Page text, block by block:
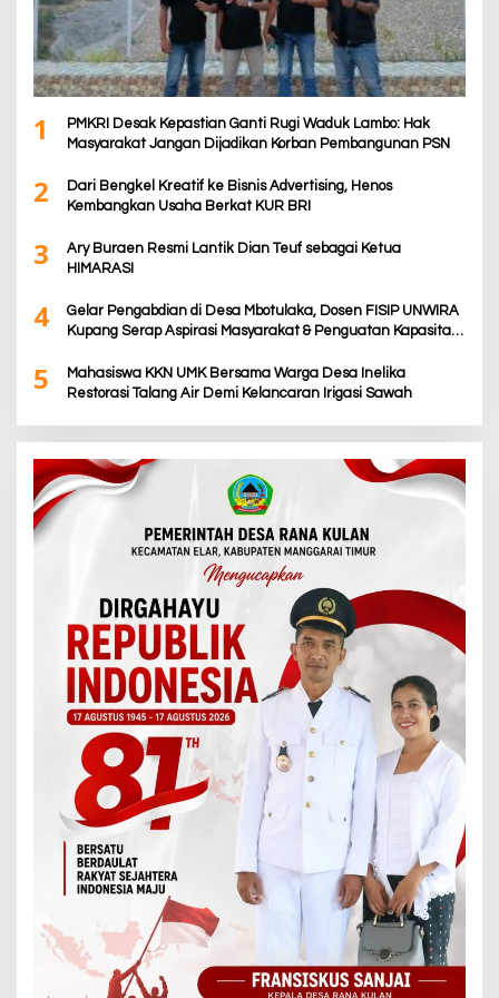
1
PMKRI Desak Kepastian Ganti Rugi Waduk Lambo: Hak
Masyarakat Jangan Dijadikan Korban Pembangunan PSN
2
Dari Bengkel Kreatif ke Bisnis Advertising, Henos
Kembangkan Usaha Berkat KUR BRI
3
Ary Buraen Resmi Lantik Dian Teuf sebagai Ketua
HIMARASI
4
Gelar Pengabdian di Desa Mbotulaka, Dosen FISIP UNWIRA
Kupang Serap Aspirasi Masyarakat & Penguatan Kapasitas
5
Mahasiswa KKN UMK Bersama Warga Desa Inelika
Restorasi Talang Air Demi Kelancaran Irigasi Sawah